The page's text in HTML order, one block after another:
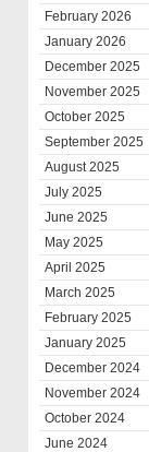
February 2026
January 2026
December 2025
November 2025
October 2025
September 2025
August 2025
July 2025
June 2025
May 2025
April 2025
March 2025
February 2025
January 2025
December 2024
November 2024
October 2024
June 2024